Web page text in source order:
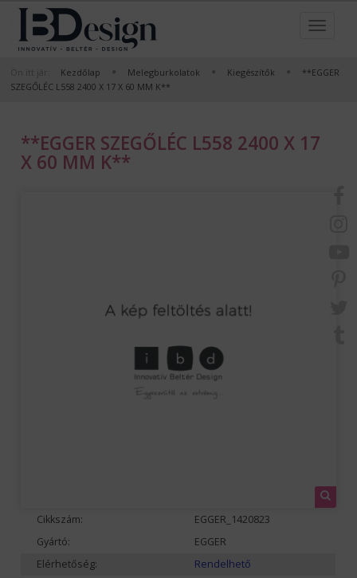
Ön itt jár: Kezdőlap Melegburkolatok Kiegészítők
**EGGER
SZEGŐLÉC L558 2400 X 17 X 60 MM K**
**EGGER SZEGŐLÉC L558 2400 X 17
X 60 MM K**
Cikkszám:
EGGER_1420823
Gyártó:
EGGER
Elérhetőség:
Rendelhető